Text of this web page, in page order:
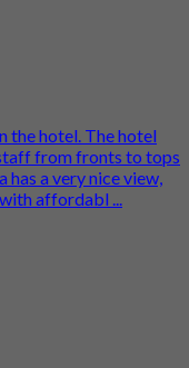
the hotel. The hotel
from fronts to tops
has a very nice view,
affordabl ...